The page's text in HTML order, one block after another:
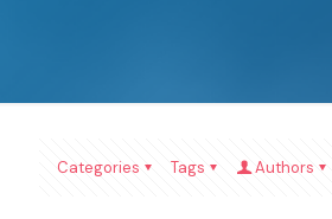
Categories Tags Authors